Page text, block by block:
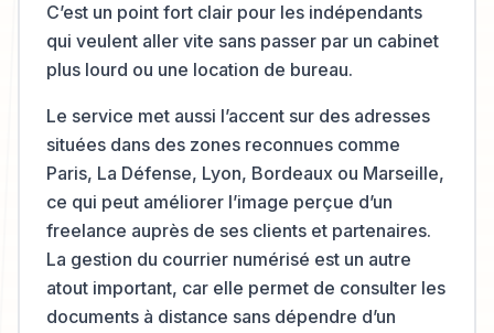
C’est un point fort clair pour les indépendants
qui veulent aller vite sans passer par un cabinet
plus lourd ou une location de bureau.
Le service met aussi l’accent sur des adresses
situées dans des zones reconnues comme
Paris, La Défense, Lyon, Bordeaux ou Marseille,
ce qui peut améliorer l’image perçue d’un
freelance auprès de ses clients et partenaires.
La gestion du courrier numérisé est un autre
atout important, car elle permet de consulter les
documents à distance sans dépendre d’un